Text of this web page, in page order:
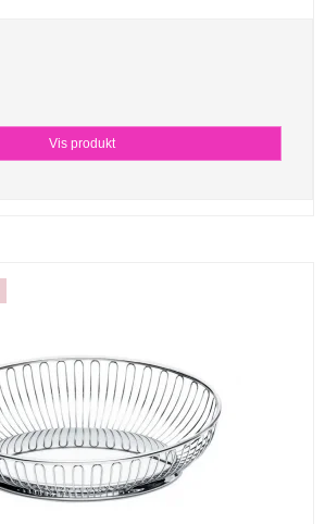
Vis produkt